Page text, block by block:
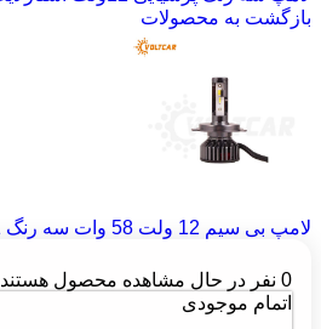
بازگشت به محصولات
لامپ بی سیم 12 ولت 58 وات سه رنگ H1 استارلایت زنون(CSP)
0 نفر در حال مشاهده محصول هستند
اتمام موجودی